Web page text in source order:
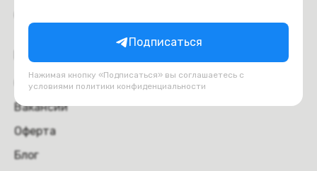
Подписаться
Нажимая кнопку «Подписаться» вы соглашаетесь с
условиями политики конфиденциальности
Компания
О компании
Вакансии
Оферта
Блог